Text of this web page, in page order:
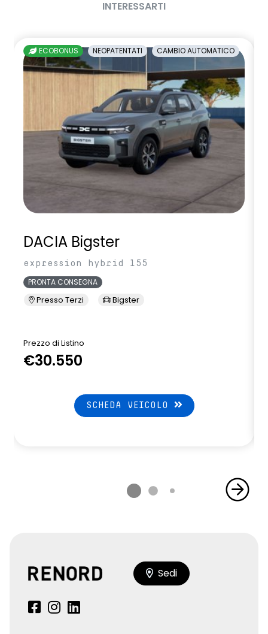
INTERESSARTI
ECOBONUS NEOPATENTATI CAMBIO AUTOMATICO
DACIA Bigster
expression hybrid 155
PRONTA CONSEGNA
Presso Terzi Bigster
Prezzo di Listino
€30.550
SCHEDA VEICOLO
Sedi